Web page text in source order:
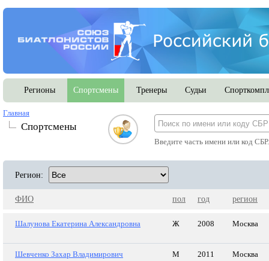
Регионы Спортсмены Тренеры Судьи
Главная
Спортсмены
Введите часть имени или код
Регион:
ФИО пол год регион
Шалунова Екатерина Александровна Ж 2008 Москва
Шевченко Захар Владимирович М 2011 Москва